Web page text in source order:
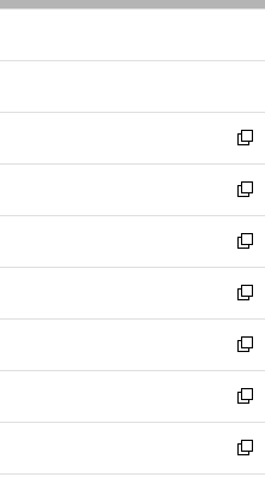
ン
ウ
開
く
新
し
い
ウ
ィ
ン
ド
ウ
で
開
く
新
し
い
ウ
ィ
ン
ド
ウ
で
開
く
新
し
い
ウ
ィ
ン
ド
ウ
で
開
新
し
い
ウ
ィ
ン
ド
ウ
新
し
い
ウ
ィ
ン
新
し
い
ウ
新
し